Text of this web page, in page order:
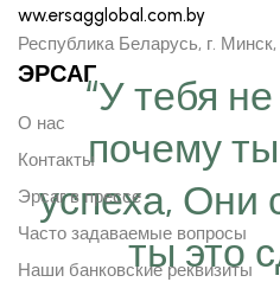
“У тебя
почему
успеха, Они
ты это
ww.ersagglobal.com.by
Республика Беларусь, г.
ЭРСАГ
О нас
Контакты
Эрсаг в прессе
Часто задаваемые вопросы
Наши банковские реквизиты